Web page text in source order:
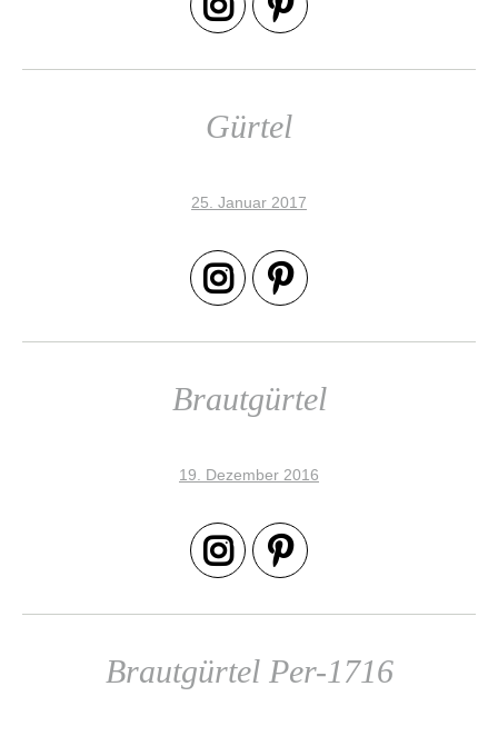
Gürtel
25. Januar 2017
Brautgürtel
19. Dezember 2016
Brautgürtel Per-1716